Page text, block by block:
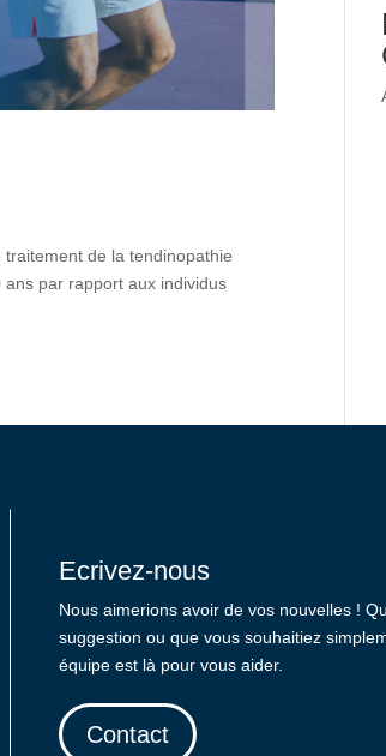
de la tendinopathie
par rapport aux individus
Ecrivez-nous
Nous aimerions avoir de vos nouvelles !
suggestion ou que vous souhaitiez
équipe est là pour vous aider.
Contact